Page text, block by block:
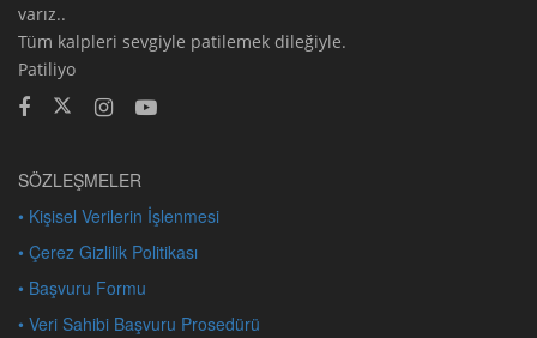
varız..
Tüm kalpleri sevgiyle patilemek dileğiyle.
Patiliyo
SÖZLEŞMELER
• Kişisel Verilerin İşlenmesi
• Çerez Gizlilik Politikası
• Başvuru Formu
• Veri Sahibi Başvuru Prosedürü